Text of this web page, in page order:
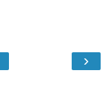
›